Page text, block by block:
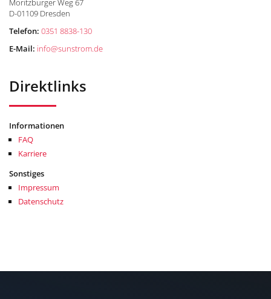
Moritzburger Weg 67
D-01109 Dresden
Telefon: 0351 8838-130
E-Mail: info@sunstrom.de
Direktlinks
Informationen
FAQ
Karriere
Sonstiges
Impressum
Datenschutz